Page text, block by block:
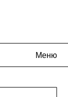
Меню